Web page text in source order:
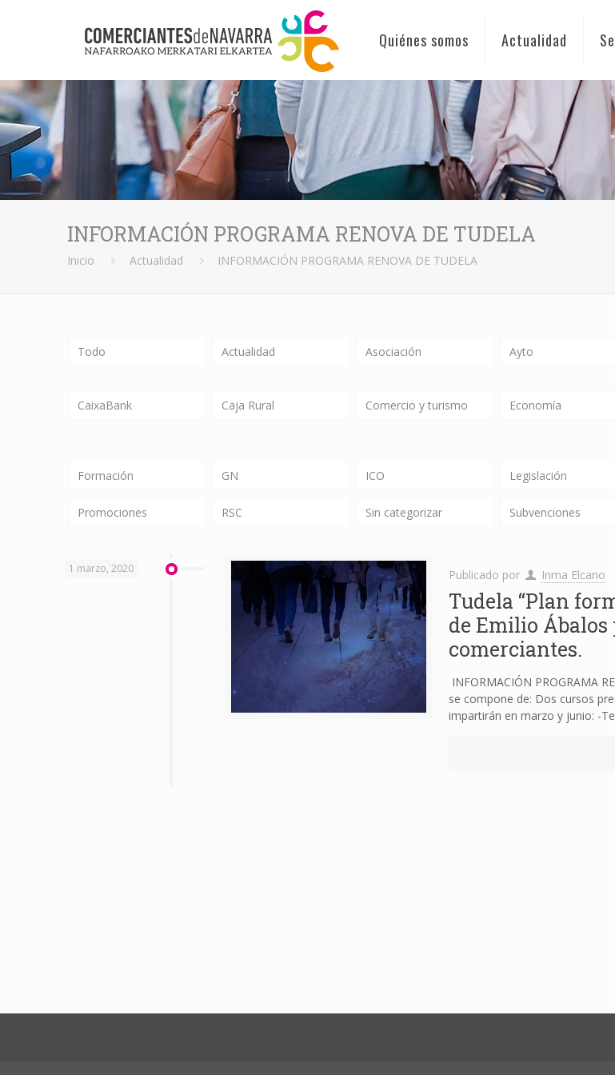
Quiénes somos Actualidad
INFORMACIÓN PROGRAMA RENOVA DE TUDELA
Inicio Actualidad INFORMACIÓN PROGRAMA RENOVA DE TUDELA
Todo Actualidad Asociación Ayto
CaixaBank Caja Rural Comercio y turismo Economía
Formación GN ICO Legislación
Promociones RSC Sin categorizar Subvenciones
1 marzo, 2020 Publicado por Inma Elcano
Tudela “Plan
de Emilio Ábalos
comerciantes.
INFORMACIÓN PROGRAMA
se compone de: Dos cursos
impartirán en marzo y junio: -